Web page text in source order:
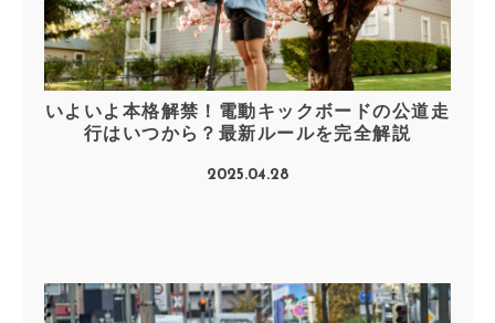
いよいよ本格解禁！電動キックボードの公道走
行はいつから？最新ルールを完全解説
2025.04.28